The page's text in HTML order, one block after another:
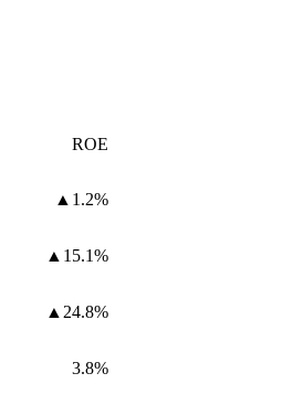
ROE
▲1.2%
▲15.1%
▲24.8%
3.8%